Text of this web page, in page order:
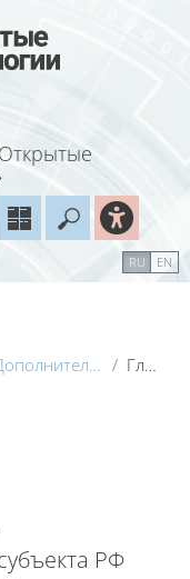
Введите
RU EN
Дополнительные материалы Глоссарий
РФ